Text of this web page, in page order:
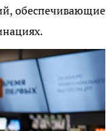
обеспечивающие